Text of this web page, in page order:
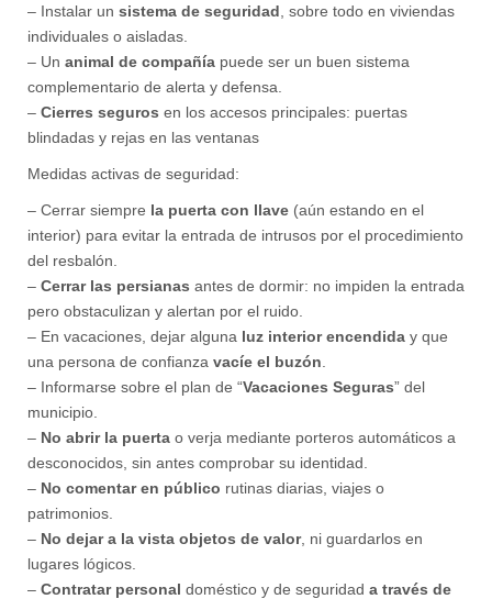
– Instalar un sistema de seguridad , sobre todo en viviendas
individuales o aisladas.
– Un animal de compañía puede ser un buen sistema
complementario de alerta y defensa.
– Cierres seguros en los accesos principales: puertas
blindadas y rejas en las ventanas
Medidas activas de seguridad:
– Cerrar siempre la puerta con llave (aún estando en el
interior) para evitar la entrada de intrusos por el procedimiento
del resbalón.
– Cerrar las persianas antes de dormir: no impiden la entrada
pero obstaculizan y alertan por el ruido.
– En vacaciones, dejar alguna luz interior encendida y que
una persona de confianza vacíe el buzón
– Informarse sobre el plan de “Vacaciones Seguras” del
municipio.
– No abrir la puerta o verja mediante porteros automáticos a
desconocidos, sin antes comprobar su identidad.
– No comentar en público rutinas diarias, viajes o
patrimonios.
– No dejar a la vista objetos de valor, ni guardarlos en
lugares lógicos.
– Contratar personal doméstico y de seguridad a través de